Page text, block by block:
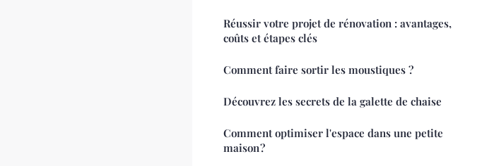
Réussir votre projet de rénovation : avantages,
coûts et étapes clés
Comment faire sortir les moustiques ?
Découvrez les secrets de la galette de chaise
Comment optimiser l'espace dans une petite
maison ?